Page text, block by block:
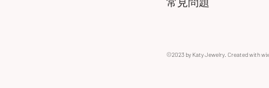
常見問題
©2023 by Katy Jewelry. Created with